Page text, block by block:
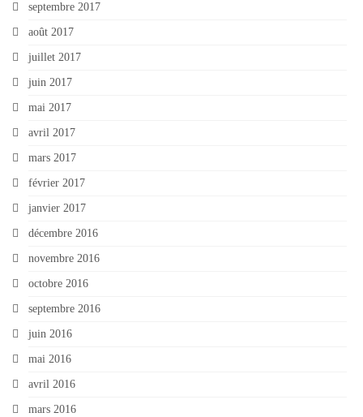
septembre 2017
août 2017
juillet 2017
juin 2017
mai 2017
avril 2017
mars 2017
février 2017
janvier 2017
décembre 2016
novembre 2016
octobre 2016
septembre 2016
juin 2016
mai 2016
avril 2016
mars 2016